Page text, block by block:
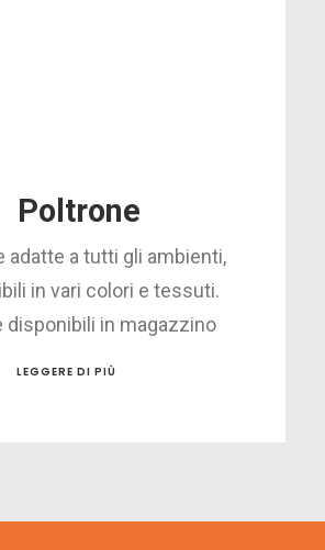
Poltrone
adatte a tutti gli ambienti,
in vari colori e tessuti.
disponibili in magazzino
LEGGERE DI PIÙ